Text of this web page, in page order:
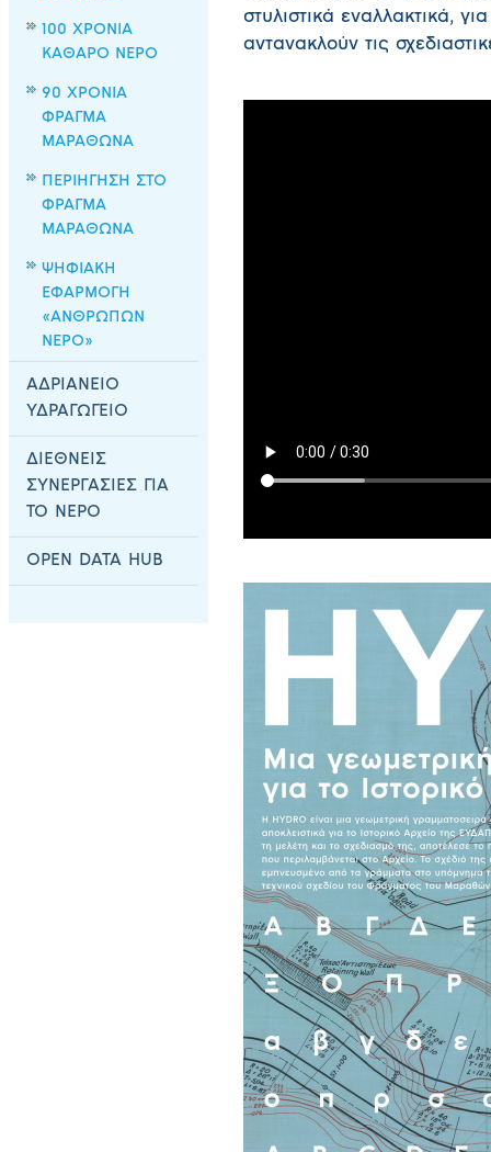
100 ΧΡΟΝΙΑ
ΚΑΘΑΡΟ ΝΕΡΟ
90 ΧΡΟΝΙΑ
ΦΡΑΓΜΑ
ΜΑΡΑΘΩΝΑ
ΠΕΡΙΗΓΗΣΗ ΣΤΟ
ΦΡΑΓΜΑ
ΜΑΡΑΘΩΝΑ
ΨΗΦΙΑΚΗ
ΕΦΑΡΜΟΓΗ
«ΑΝΘΡΩΠΩΝ
ΝΕΡΟ»
ΑΔΡΙΑΝΕΙΟ
ΥΔΡΑΓΩΓΕΙΟ
ΔΙΕΘΝΕΙΣ
ΣΥΝΕΡΓΑΣΙΕΣ ΓΙΑ
ΤΟ ΝΕΡΟ
OPEN DATA HUB
στυλιστικά εναλλακτικά,
αντανακλούν τις